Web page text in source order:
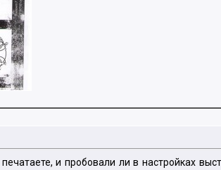
и пробовали ли в настройках